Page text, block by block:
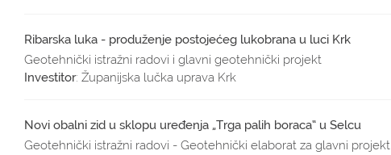
Ribarska luka - produženje postojećeg lukobrana u luci Krk
Geotehnički istražni radovi i glavni geotehnički projekt
Investitor: Županijska lučka uprava Krk
Novi obalni zid u sklopu uređenja „Trga palih boraca“ u Selcu
Geotehnički istražni radovi - Geotehnički elaborat za glavni projekt